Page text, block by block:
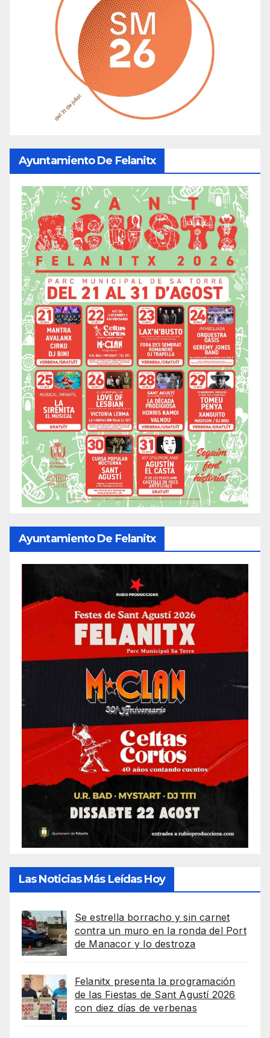
Ayuntamiento De Felanitx
Ayuntamiento De Felanitx
Las Noticias Más Leídas Hoy
Se estrella borracho y sin carnet
contra un muro en la ronda del Port
de Manacor y lo destroza
Felanitx presenta la programación
de las Fiestas de Sant Agustí 2026
con diez días de verbenas